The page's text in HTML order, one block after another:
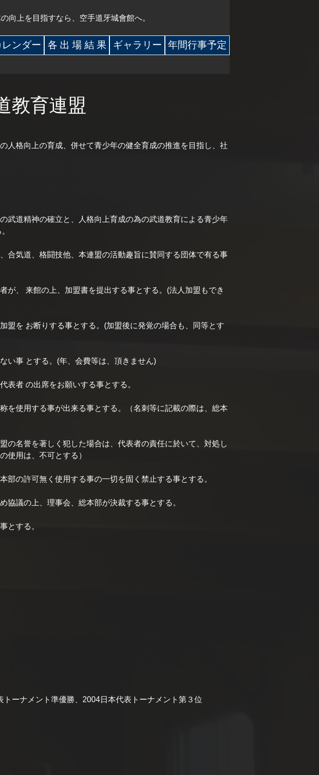
向上を目指すなら、空手道牙城會館へ。
レンダー 各 出 場 結 果 ギャラリー 年間行事予定
教育連盟
人格向上の育成、併せて青少年の健全育成の推進を目指し、社
道精神の確立と、人格向上育成の為の武道教育による青少年
気道、格闘技他、本連盟の活動趣旨に賛同する団体で有る事
、 来館の上、加盟書を提出する事とする。(法人加盟もでき
を お断りする事とする。(加盟後に発覚の場合も、同等とす
い事 とする。(年、会費等は、頂きません)
者 の出席をお願いする事とする。
使用する事が出来る事とする。（名刺等に記載の際は、総本
名誉を著しく犯した場合は、代表者の責任に於いて、対処し
使用は、不可とする）
の許可無く使用する事の一切を固く禁止する事とする。
議の上、理事会、総本部が決裁する事とする。
とする。
ーナメント準優勝、2004日本代表トーナメント第３位